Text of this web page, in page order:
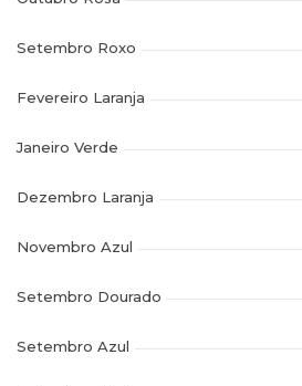
Setembro Roxo
Fevereiro Laranja
Janeiro Verde
Dezembro Laranja
Novembro Azul
Setembro Dourado
Setembro Azul